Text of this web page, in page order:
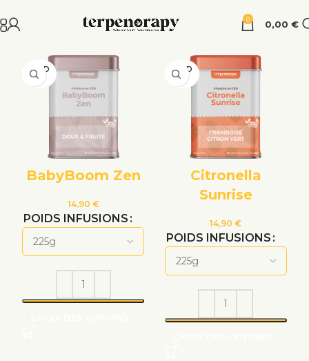
0 0,00 €
VEND
U
BabyBoom Zen
14,90 €
POIDS INFUSIONS
VEND
U
Citronella
Sunrise
14,90€
POIDS INFUSIONS